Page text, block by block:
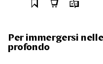
Per immergersi
profondo